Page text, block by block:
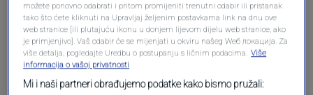
možete ponovno odabrati i pritom promijeniti trenutni odabir ili pristanak
tako što ćete kliknuti na Upravljaj željenim postavkama link na dnu ove
web stranice [ili plutajuću ikonu u donjem lijevom dijelu web stranice, ako
je primjenjivo]. Vaš odabir će se mijenjati u okviru našeg Wеб локација. Za
više detalja, pogledajte Uredbu o postupanju s ličnim podacima. Više
informacija o vašoj privatnosti
Mi i naši partneri obrađujemo podatke kako bismo pružali: